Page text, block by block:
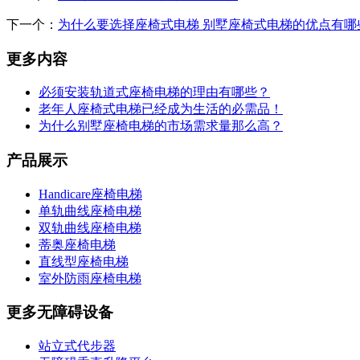
下一个： 为什么要选择座椅式电梯 别墅座椅式电梯的优点有哪
更多内容
必须安装轨道式座椅电梯的理由有哪些？
老年人座椅式电梯已经成为生活的必需品！
为什么别墅座椅电梯的市场需求量那么高？
产品展示
Handicare座椅电梯
单轨曲线座椅电梯
双轨曲线座椅电梯
蒂奥座椅电梯
直线型座椅电梯
室外防雨座椅电梯
更多无障碍设备
站立式代步器